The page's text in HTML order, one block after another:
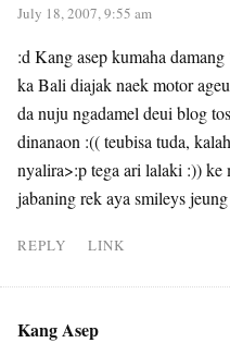
July 18, 2007, 9:55 am
:d Kang asep kumaha
ka Bali diajak naek motor
da nuju ngadamel deui blog
dinanaon :(( teubisa tuda,
nyalira>:p tega ari lalaki :)) ke
jabaning rek aya smileys
REPLY LINK
Kang Asep